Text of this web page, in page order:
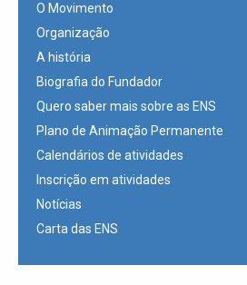
O Movimento
Organização
A história
Biografia do Fundador
Quero saber mais sobre as ENS
Plano de Animação Permanente
Calendários de atividades
Inscrição em atividades
Notícias
Carta das ENS